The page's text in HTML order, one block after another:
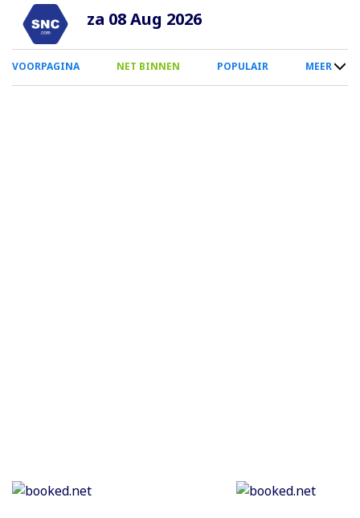
Overslaan
naar
inhoud
za 08 Aug 2026
0
Smartphone
VOORPAGINA NET BINNEN POPULAIR MEER